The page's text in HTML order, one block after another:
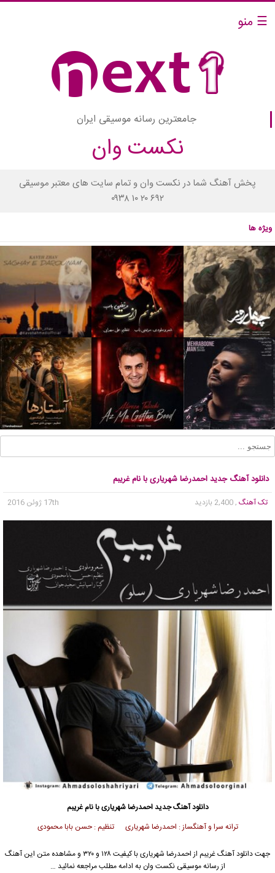
☰ منو
جامعترین رسانه موسیقی ایران
نکست وان
پخش آهنگ شما در نکست وان و تمام سایت های معتبر موسیقی
۰۹۳۸ ۱۰ ۲۰ ۶۹۲
ویژه ها
دانلود آهنگ جدید احمدرضا شهریاری با نام غریبم
تک آهنگ , 2,400 بازدید 17th ژوئن 2016
دانلود آهنگ جدیداحمدرضا شهریاری با نام غریبم
ترانه سرا و آهنگساز : احمدرضا شهریاری تنظیم : حسن بابا محمودی
جهت دانلود آهنگ غریبم از احمدرضا شهریاری
با کیفیت ۱۲۸ و ۳۲۰ و مشاهده متن این آهنگ
از رسانه موسیقی نکست وان به ادامه مطلب مراجعه نمائید …